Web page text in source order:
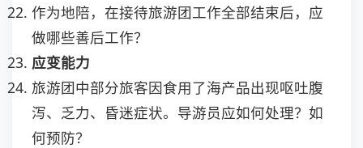
作为地陪，在接待旅游团工作全部结束后，应
做哪些善后工作？
应变能力
旅游团中部分旅客因食用了海产品出现呕吐腹
泻、乏力、昏迷症状。导游员应如何处理？如
何预防？